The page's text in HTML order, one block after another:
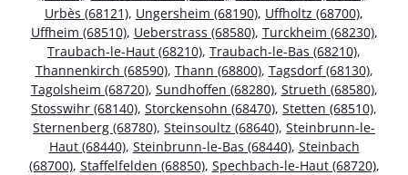
Urbès (68121), Ungersheim (68190), Uffholtz (68700),
Uffheim (68510), Ueberstrass (68580), Turckheim (68230),
Traubach-le-Haut (68210), Traubach-le-Bas (68210),
Thannenkirch (68590), Thann (68800), Tagsdorf (68130),
Tagolsheim (68720), Sundhoffen (68280), Strueth (68580),
Stosswihr (68140), Storckensohn (68470), Stetten (68510),
Sternenberg (68780), Steinsoultz (68640), Steinbrunn-le-
Haut (68440), Steinbrunn-le-Bas (68440), Steinbach
(68700), Staffelfelden (68850), Spechbach-le-Haut (68720),